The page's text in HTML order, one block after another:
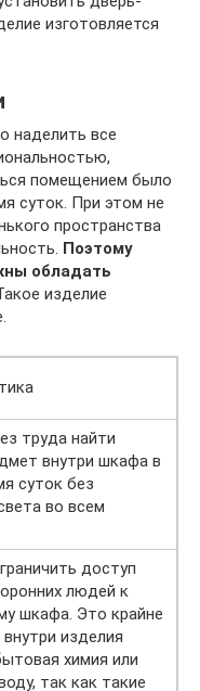
изготовляется
наделить все
помещением было
суток. При этом не
пространства
Поэтому
обладать
изделие
труда найти
внутри шкафа в
суток без
во всем
доступ
людей к
шкафа. Это крайне
изделия
химия или
так как такие